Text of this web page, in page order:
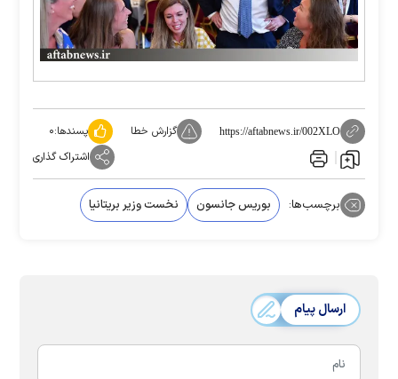
https://aftabnews.ir/002XLO گزارش خطا پسندها:۰
اشتراک گذاری
برچسب‌ها: بوریس جانسون نخست وزیر بریتانیا
ارسال پیام